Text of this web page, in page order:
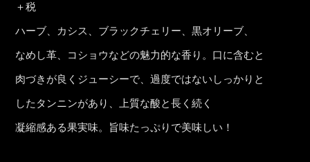
＋税
ハーブ、カシス、ブラックチェリー、黒オリーブ、
なめし革、コショウなどの魅力的な香り。口に含むと
肉づきが良くジューシーで、過度ではないしっかりと
したタンニンがあり、上質な酸と長く続く
凝縮感ある果実味。旨味たっぷりで美味しい！